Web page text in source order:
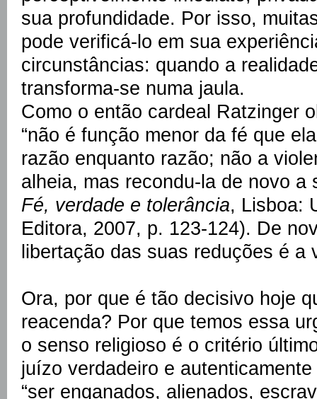
sua profundidade. Por isso,
pode verificá-lo em sua
circunstâncias: quando a
transforma-se numa jaula.
Como o então cardeal Ratzinger
“não é função menor da fé que
razão enquanto razão; não a
alheia, mas recondu-la de novo a
Fé, verdade e tolerância, Lisboa:
Editora, 2007, p. 123-124). De
libertação das suas reduções é a
Ora, por que é tão decisivo hoje
reacenda? Por que temos essa
o senso religioso é o critério
juízo verdadeiro e autenticamente
“ser enganados, alienados,